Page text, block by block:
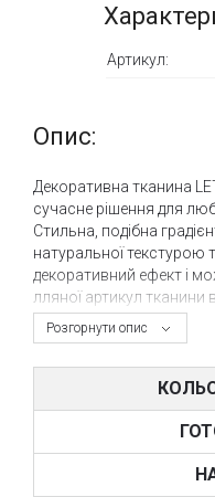
Артикул:
Розгорнути опис
Опис:
Декоративна тканина
сучасне рішення для
Стильна, подібна
натуральної текстурою
декоративний ефект і
лляної артикул тканини
Артикул LETO
римських і навіть
Колірна гамма
артикулу тканини в такі